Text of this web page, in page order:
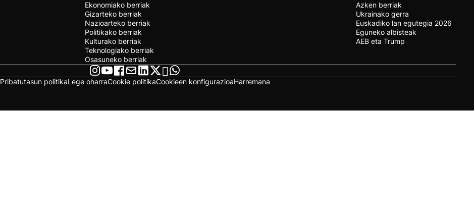
Ekonomiako berriak
Gizarteko berriak
Nazioarteko berriak
Politikako berriak
Kulturako berriak
Teknologiako berriak
Osasuneko berriak
Azken berriak
Ukrainako gerra
Euskadiko lan egutegia 2026
Eguneko albisteak
AEB eta Trump
Pribatutasun politikaLege oharraCookie politikaCookieen konfigurazioaHarremana